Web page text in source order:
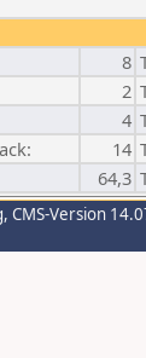
8
2
4
14
64,3
, CMS-Version